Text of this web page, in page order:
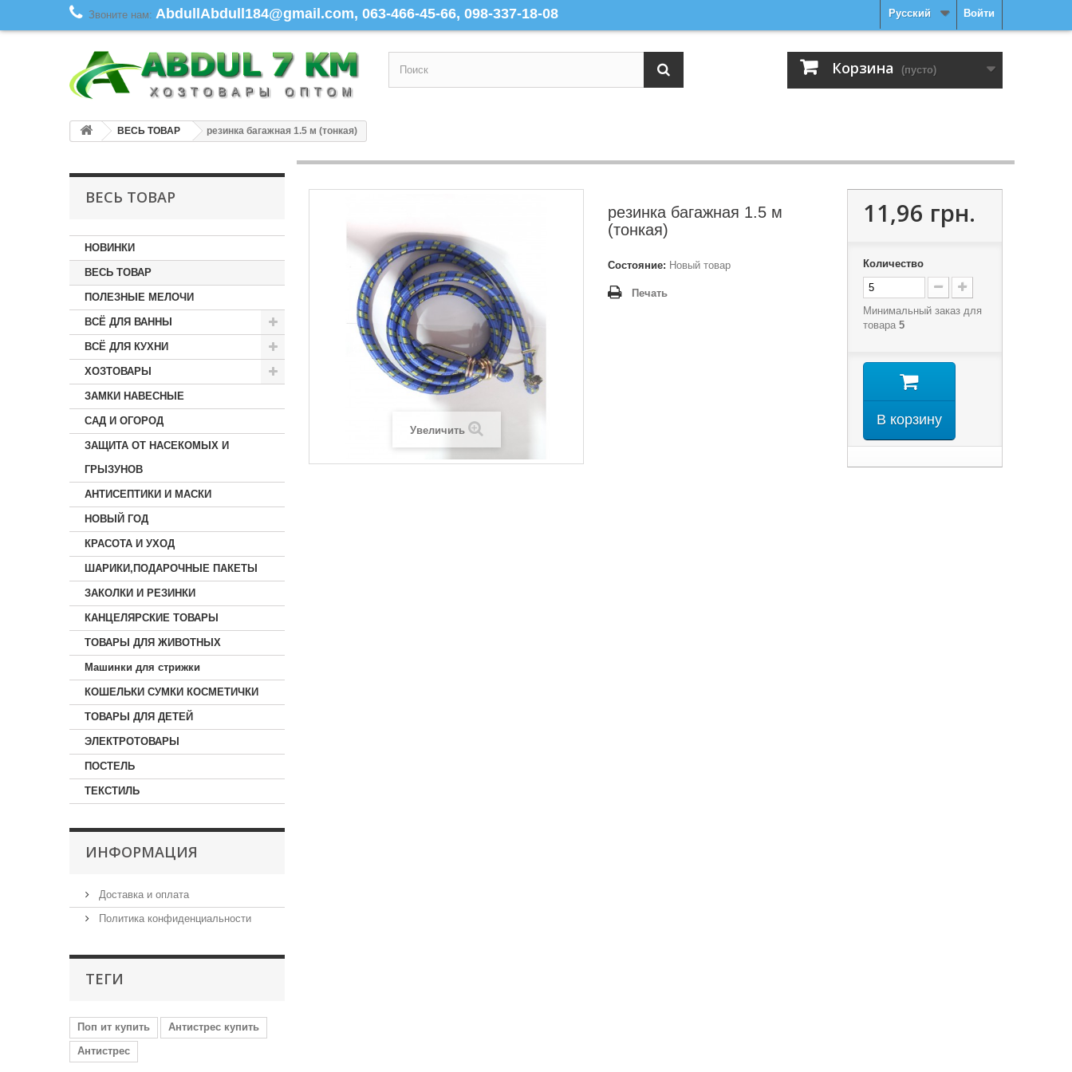
Войти
Русский
Звоните нам: AbdullAbdull184@gmail.com, 063-466-45-66, 098-337-18-08
Корзина (пусто)
ВЕСЬ ТОВАР резинка багажная 1.5 м (тонкая)
ВЕСЬ ТОВАР
НОВИНКИ
ВЕСЬ ТОВАР
ПОЛЕЗНЫЕ МЕЛОЧИ
ВСЁ ДЛЯ ВАННЫ
ВСЁ ДЛЯ КУХНИ
ХОЗТОВАРЫ
ЗАМКИ НАВЕСНЫЕ
САД И ОГОРОД
ЗАЩИТА ОТ НАСЕКОМЫХ И
ГРЫЗУНОВ
АНТИСЕПТИКИ И МАСКИ
НОВЫЙ ГОД
КРАСОТА И УХОД
ШАРИКИ,ПОДАРОЧНЫЕ ПАКЕТЫ
ЗАКОЛКИ И РЕЗИНКИ
КАНЦЕЛЯРСКИЕ ТОВАРЫ
ТОВАРЫ ДЛЯ ЖИВОТНЫХ
Машинки для стрижки
КОШЕЛЬКИ СУМКИ КОСМЕТИЧКИ
ТОВАРЫ ДЛЯ ДЕТЕЙ
ЭЛЕКТРОТОВАРЫ
ПОСТЕЛЬ
ТЕКСТИЛЬ
ИНФОРМАЦИЯ
Доставка и оплата
Политика конфиденциальности
ТЕГИ
Поп ит купить
Антистрес купить
Антистрес
Увеличить
резинка багажная 1.5 м
(тонкая)
Состояние: Новый товар
Печать
11,96 грн.
Количество
Минимальный заказ для
товара 5
В корзину